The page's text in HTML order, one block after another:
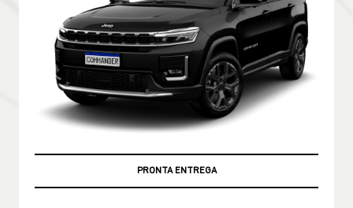
PRONTA ENTREGA